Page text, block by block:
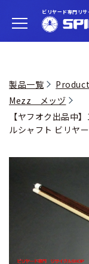
ビリヤード専門リ
製品一覧
Mezz メッヅ
【ヤフオク出品中
ルシャフト ビリヤ